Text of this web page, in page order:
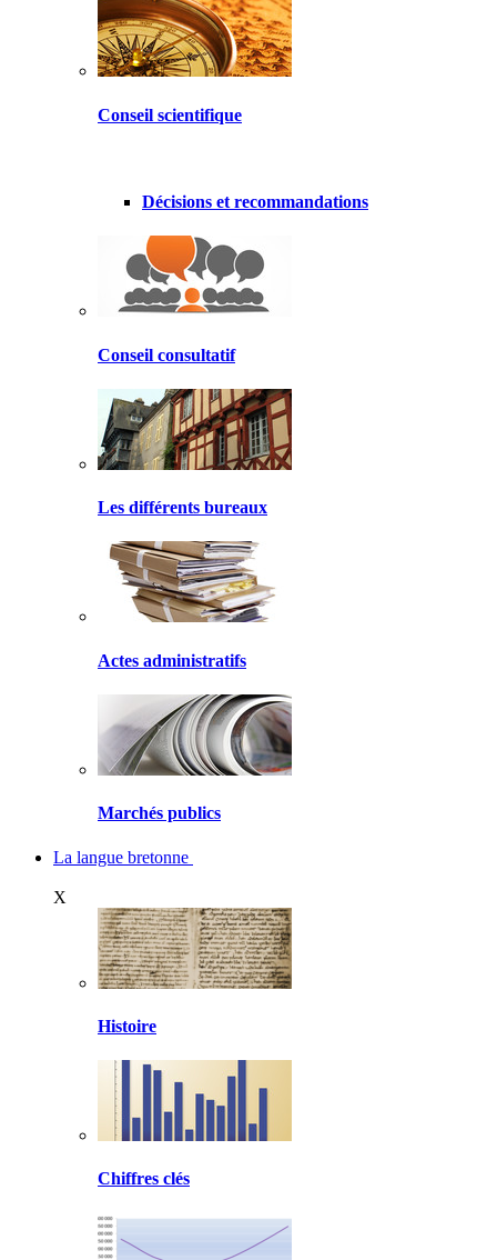
Conseil scientifique
Décisions et recommandations
Conseil consultatif
Les différents bureaux
Actes administratifs
Marchés publics
La langue bretonne
X
Histoire
Chiffres clés